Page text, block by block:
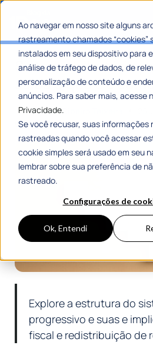
Ao navegar em nosso site alguns
rastreamento chamados “cookies”
instalados em seu dispositivo para
análise de tráfego de dados, de
personalização de conteúdo e
anúncios. Para saber mais, acesse
Privacidade.
Se você recusar, suas informações
rastreadas quando você acessar
cookie simples será usado em seu
lembrar sobre sua preferência de
rastreado.
Configurações de
Ok, Entendi
Sistema tributário
saiba o que é e
PorRomulo Ribeiro Teixeira
6 Min De Leitura
Explore a estrutura do
progressivo e suas e
fiscal e redistribuição de